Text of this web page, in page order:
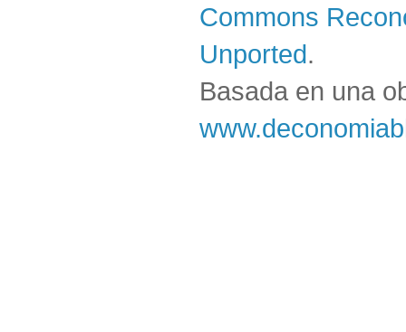
Commons
Unported.
Basada en una